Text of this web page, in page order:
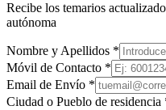
Recibe los temarios
autónoma
Nombre y Apellidos *
Móvil de Contacto *
Email de Envío *
Ciudad o Pueblo de residencia